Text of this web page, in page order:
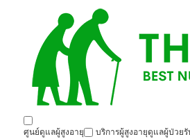
ศูนย์ดูแลผู้สูงอายุ บริการผู้สูงอายุดูแลผู้ป่วย